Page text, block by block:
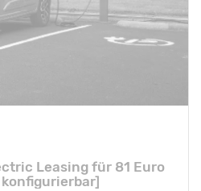
Leasing für 81 Euro